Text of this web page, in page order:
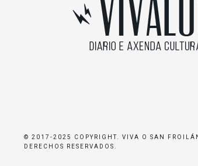
© 2017-2025 COPYRIGHT. VIVA O SAN
DERECHOS RESERVADOS.